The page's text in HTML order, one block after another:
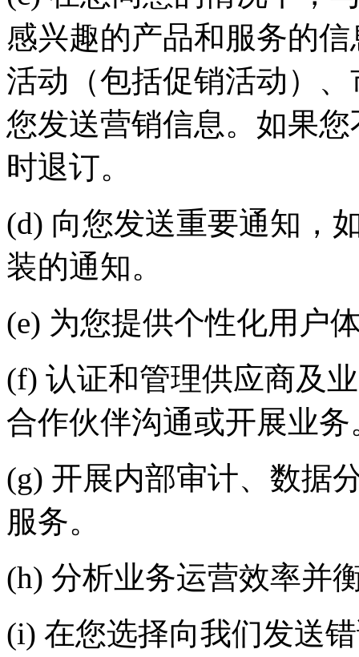
感兴趣的产品和服务的
活动（包括促销活动）
您发送营销信息。如果您
时退订。
(d) 向您发送重要通知
装的通知。
(e) 为您提供个性化用户
(f) 认证和管理供应商及业
合作伙伴沟通或开展业务
(g) 开展内部审计、数据
服务。
(h) 分析业务运营效率并
(i) 在您选择向我们发送